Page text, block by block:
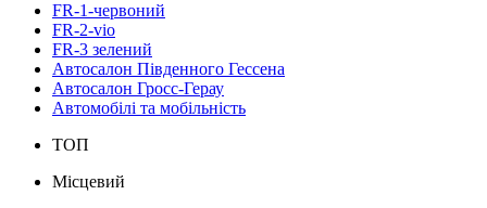
FR-1-червоний
FR-2-vio
FR-3 зелений
Автосалон Південного Гессена
Автосалон Гросс-Герау
Автомобілі та мобільність
ТОП
Місцевий